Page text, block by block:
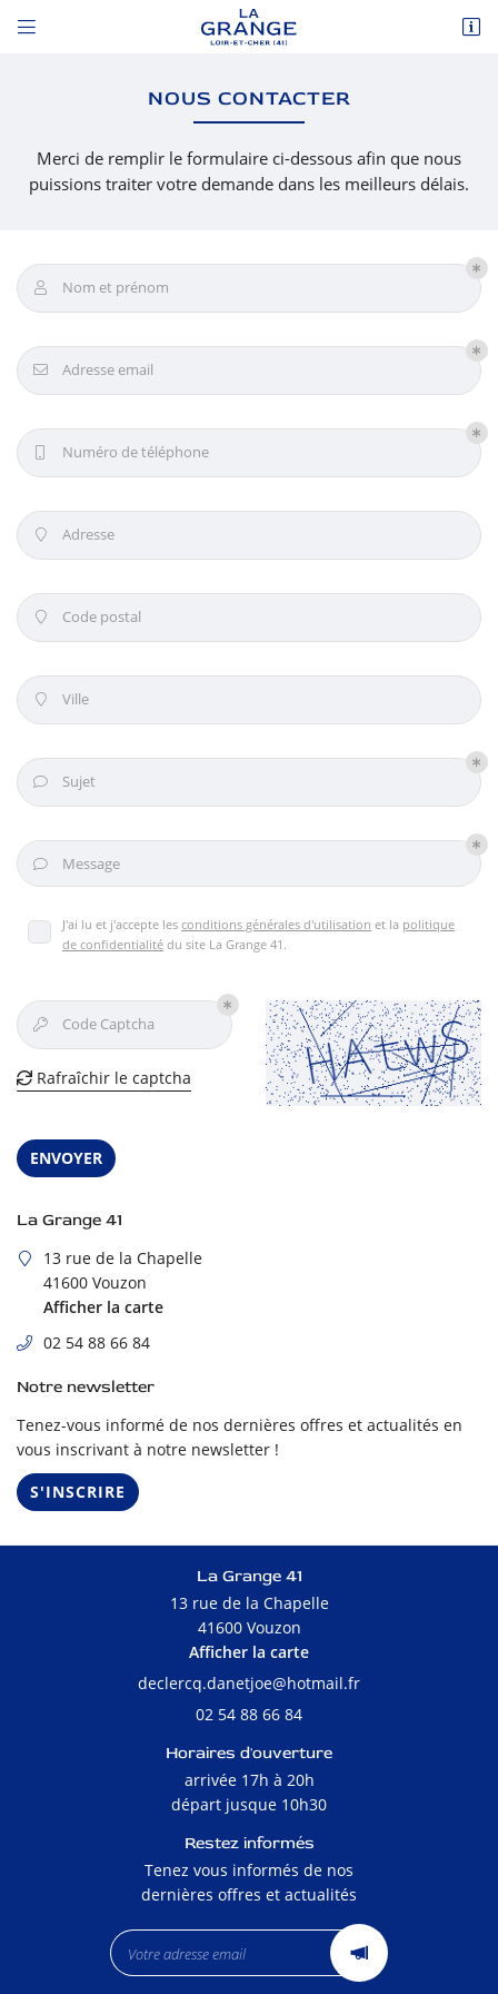

Accueil
d’hôtes
d’Hôtes
Tourisme
Images
Avis
Actualités
Contact

Une
02 54 88 66
 Adresse email de réception
 Rafraîchir le captcha
utilisantle formulaire de désinscription
NOUS CONTACTER
Merci de remplir le formulaire ci-dessous afin que nous
puissions traiter votre demande dans les meilleurs délais.
 Nom et prénom
 Adresse email
Numéro de téléphone
 Adresse
 Code postal
 Ville
 Sujet
 Message
J'ai lu et j'accepte les conditions générales d'utilisation et la politique
de confidentialité du site La Grange 41 .
 Code Captcha
 Rafraîchir le captcha
ENVOYER
La Grange 41
13 rue de la Chapelle
41600 Vouzon
Afficher la carte
02 54 88 66 84
Notre newsletter
Tenez-vous informé de nos dernières offres et actualités en
vous inscrivant à notre newsletter !
S'INSCRIRE
La Grange 41
13 rue de la Chapelle
41600 Vouzon
Afficher la carte
02 54 88 66 84
Horaires d'ouverture
arrivée 17h à 20h
départ jusque 10h30
Restez informés
Tenez vous informés de nos
dernières offres et actualités